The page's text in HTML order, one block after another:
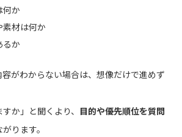
何か
材は何か
るか
がわからない場合は、想像だけで進めず
か」と聞くより、 目的や優先順位を質問
ります。